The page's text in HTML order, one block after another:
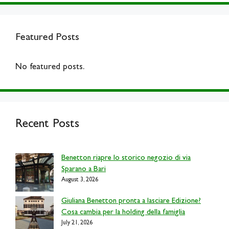
Featured Posts
No featured posts.
Recent Posts
Benetton riapre lo storico negozio di via
Sparano a Bari
August 3, 2026
Giuliana Benetton pronta a lasciare Edizione?
Cosa cambia per la holding della famiglia
July 21, 2026